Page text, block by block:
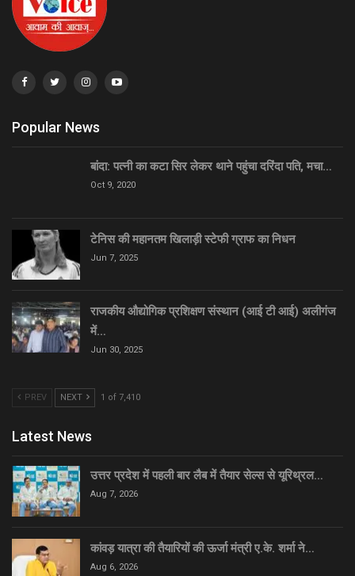
Popular News
बांदा: पत्नी का कटा सिर लेकर थाने पहुंचा दरिंदा पति, मचा…
Oct 9, 2020
टेनिस की महानतम खिलाड़ी स्टेफी ग्राफ का निधन
Jun 7, 2025
राजकीय औद्योगिक प्रशिक्षण संस्थान (आई टी आई) अलीगंज
में…
Jun 30, 2025
PREV NEXT 1 of 7,410
Latest News
उत्तर प्रदेश में पहली बार लैब में तैयार सेल्स से यूरिथ्रल…
Aug 7, 2026
कांवड़ यात्रा की तैयारियों की ऊर्जा मंत्री ए.के. शर्मा ने…
Aug 6, 2026